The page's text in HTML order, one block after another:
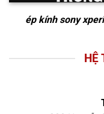
ép kính sony
HỆ